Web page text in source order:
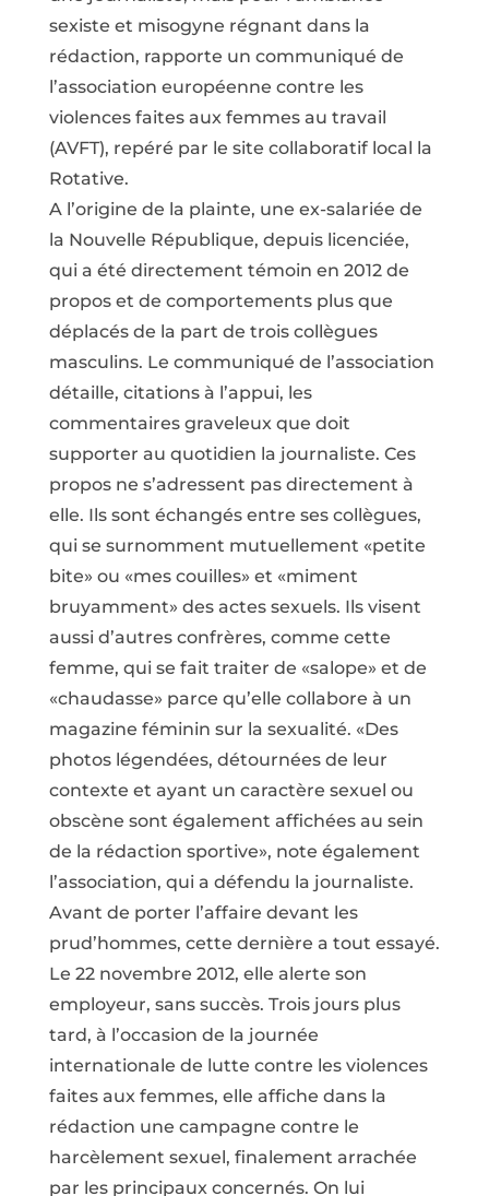
sexiste et misogyne régnant dans la
rédaction, rapporte un communiqué de
l’association européenne contre les
violences faites aux femmes au travail
(AVFT), repéré par le site collaboratif local la
Rotative.
A l’origine de la plainte, une ex-salariée de
la Nouvelle République, depuis licenciée,
qui a été directement témoin en 2012 de
propos et de comportements plus que
déplacés de la part de trois collègues
masculins. Le communiqué de l’association
détaille, citations à l’appui, les
commentaires graveleux que doit
supporter au quotidien la journaliste. Ces
propos ne s’adressent pas directement à
elle. Ils sont échangés entre ses collègues,
qui se surnomment mutuellement «petite
bite» ou «mes couilles» et «miment
bruyamment» des actes sexuels. Ils visent
aussi d’autres confrères, comme cette
femme, qui se fait traiter de «salope» et de
«chaudasse» parce qu’elle collabore à un
magazine féminin sur la sexualité. «Des
photos légendées, détournées de leur
contexte et ayant un caractère sexuel ou
obscène sont également affichées au sein
de la rédaction sportive», note également
l’association, qui a défendu la journaliste.
Avant de porter l’affaire devant les
prud’hommes, cette dernière a tout essayé.
Le 22 novembre 2012, elle alerte son
employeur, sans succès. Trois jours plus
tard, à l’occasion de la journée
internationale de lutte contre les violences
faites aux femmes, elle affiche dans la
rédaction une campagne contre le
harcèlement sexuel, finalement arrachée
par les principaux concernés. On lui